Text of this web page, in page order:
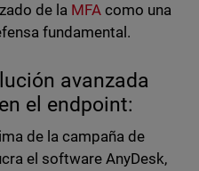
de la MFA como una
fundamental.
avanzada
el endpoint:
de la campaña de
el software AnyDesk,